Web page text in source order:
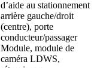
d’aide au stationnement
arrière gauche/droit
(centre), porte
conducteur/passager
Module, module de
caméra LDWS,